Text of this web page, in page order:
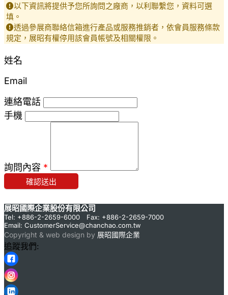
以下資訊將提供予您所詢問之廠商，以利聯繫您，資料可選
填。
透過參展商聯絡信箱進行產品或服務推銷者，依會員服務條款
規定，展昭有權停用該會員帳號及相關權限。
姓名
Email
連絡電話
手機
詢問內容 *
確認送出
展昭國際企業股份有限公司
Tel: +886-2-2659-6000 Fax: +886-2-2659-7000
Email: CustomerService@chanchao.com.tw
Copyright & web design by 展昭國際企業
追蹤我們: